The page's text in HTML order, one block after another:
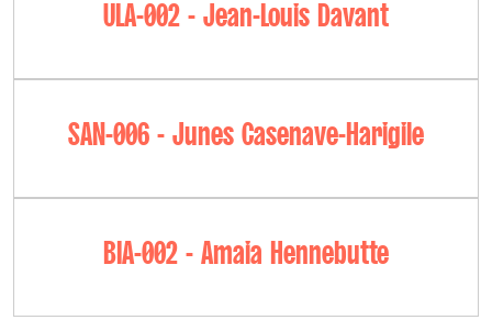
ULA-002 - Jean-Louis Davant
SAN-006 - Junes Casenave-Harigile
BIA-002 - Amaia Hennebutte